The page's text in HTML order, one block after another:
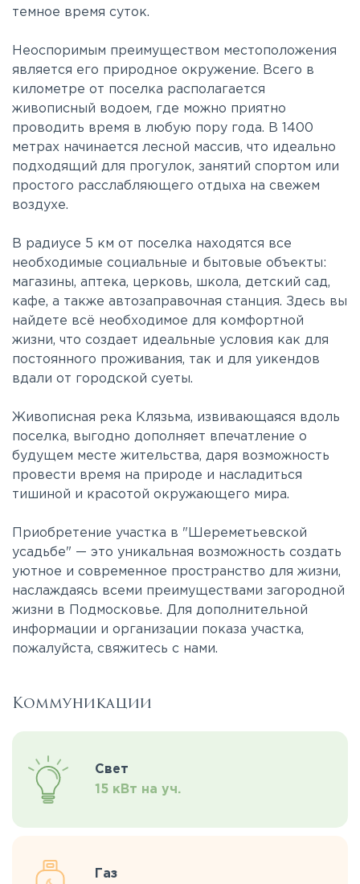
темное время суток.
Неоспоримым преимуществом местоположения
является его природное окружение. Всего в
километре от поселка располагается
живописный водоем, где можно приятно
проводить время в любую пору года. В 1400
метрах начинается лесной массив, что идеально
подходящий для прогулок, занятий спортом или
простого расслабляющего отдыха на свежем
воздухе.
В радиусе 5 км от поселка находятся все
необходимые социальные и бытовые объекты:
магазины, аптека, церковь, школа, детский сад,
кафе, а также автозаправочная станция. Здесь вы
найдете всё необходимое для комфортной
жизни, что создает идеальные условия как для
постоянного проживания, так и для уикендов
вдали от городской суеты.
Живописная река Клязьма, извивающаяся вдоль
поселка, выгодно дополняет впечатление о
будущем месте жительства, даря возможность
провести время на природе и насладиться
тишиной и красотой окружающего мира.
Приобретение участка в "Шереметьевской
усадьбе" — это уникальная возможность создать
уютное и современное пространство для жизни,
наслаждаясь всеми преимуществами загородной
жизни в Подмосковье. Для дополнительной
информации и организации показа участка,
пожалуйста, свяжитесь с нами.
Коммуникации
Свет
15 кВт на уч.
Газ